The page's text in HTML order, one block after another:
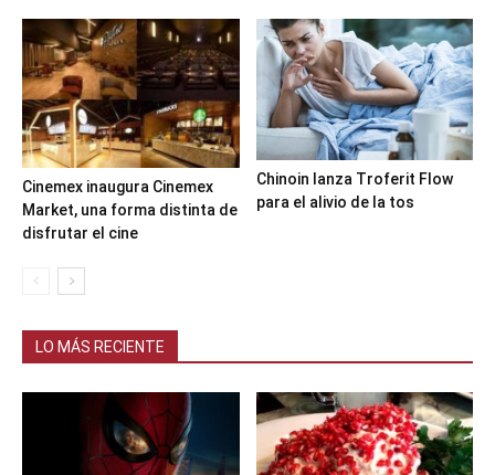
Cinemex inaugura Cinemex
Market, una forma distinta de
disfrutar el cine
Chinoin lanza Troferit Flow
para el alivio de la tos
LO MÁS RECIENTE